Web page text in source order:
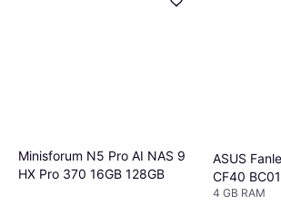
Minisforum N5 Pro AI NAS 9
HX Pro 370 16GB 128GB
ASUS
CF40
N4500
4 GB RAM